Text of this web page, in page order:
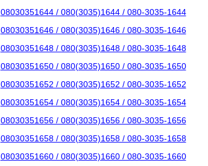
08030351644 / 080(3035)1644 / 080-3035-1644
08030351646 / 080(3035)1646 / 080-3035-1646
08030351648 / 080(3035)1648 / 080-3035-1648
08030351650 / 080(3035)1650 / 080-3035-1650
08030351652 / 080(3035)1652 / 080-3035-1652
08030351654 / 080(3035)1654 / 080-3035-1654
08030351656 / 080(3035)1656 / 080-3035-1656
08030351658 / 080(3035)1658 / 080-3035-1658
08030351660 / 080(3035)1660 / 080-3035-1660